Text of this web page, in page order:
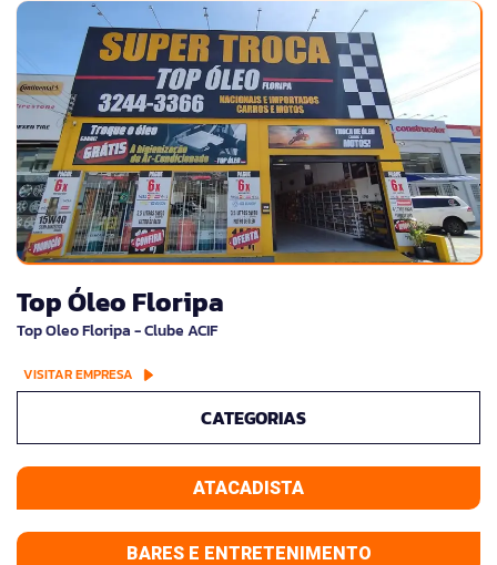
Top Óleo Floripa
Top Oleo Floripa - Clube ACIF
VISITAR EMPRESA
CATEGORIAS
ATACADISTA
BARES E ENTRETENIMENTO